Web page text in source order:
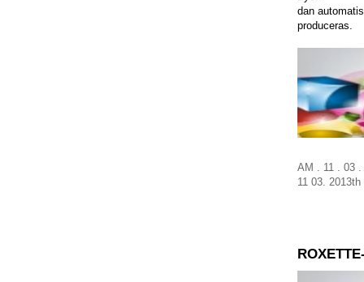
dan
produceras.
AM . 11 . 03
11 03. 2013th